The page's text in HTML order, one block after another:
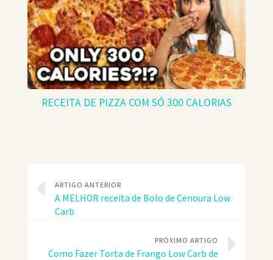
RECEITA DE PIZZA COM SÓ 300 CALORIAS
ARTIGO ANTERIOR
A MELHOR receita de Bolo de Cenoura Low
Carb
PRÓXIMO ARTIGO
Como Fazer Torta de Frango Low Carb de